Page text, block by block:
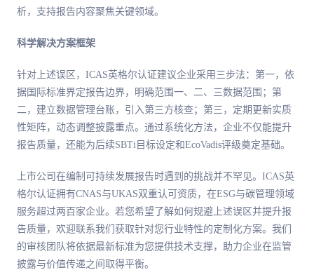
析，支持报告内容聚焦关键领域。
科学解决方案框架
针对上述误区，ICAS英格尔认证建议企业采用三步法：第一，依
据国际标准界定报告边界，明确范围一、二、三数据范围；第
二，建立数据管理台账，引入第三方核查；第三，定期更新实质
性矩阵，动态调整披露重点。通过系统化方法，企业不仅能提升
报告质量，还能为后续SBTi目标设定和EcoVadis评级奠定基础。
上市公司在编制可持续发展报告时遇到的挑战并不罕见。ICAS英
格尔认证拥有CNAS与UKAS双重认可资质，在ESG与碳管理领域
服务超过两百家企业。若您希望了解如何规避上述误区并提升报
告质量，欢迎联系我们获取针对您行业特性的定制化方案。我们
的审核团队将依据最新标准为您提供技术支撑，助力企业在监管
披露与价值传递之间取得平衡。